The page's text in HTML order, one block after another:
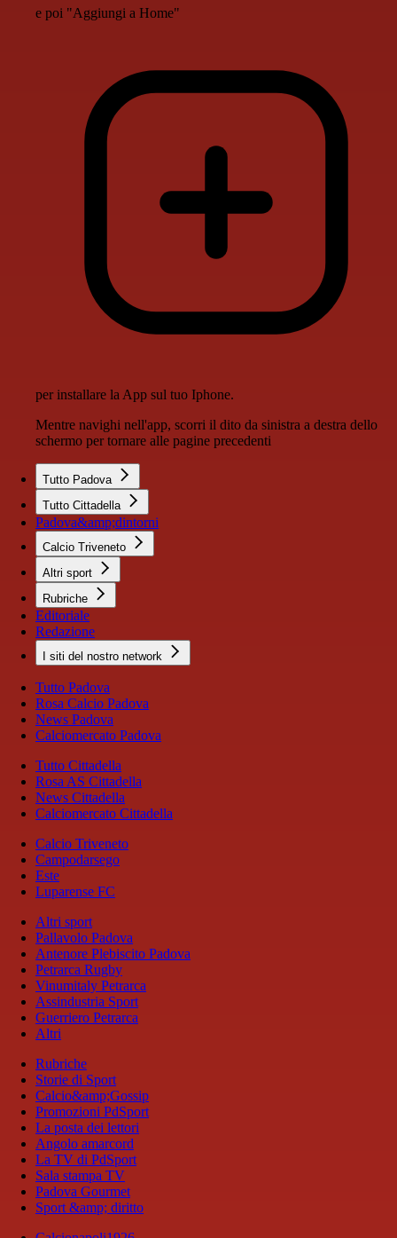
e poi "Aggiungi a Home"
per installare la App sul tuo Iphone.
Mentre navighi nell'app, scorri il dito da sinistra a destra dello
schermo per tornare alle pagine precedenti
Tutto Padova
Tutto Cittadella
Padova&amp;dintorni
Calcio Triveneto
Altri sport
Rubriche
Editoriale
Redazione
I siti del nostro network
Tutto Padova
Rosa Calcio Padova
News Padova
Calciomercato Padova
Tutto Cittadella
Rosa AS Cittadella
News Cittadella
Calciomercato Cittadella
Calcio Triveneto
Campodarsego
Este
Luparense FC
Altri sport
Pallavolo Padova
Antenore Plebiscito Padova
Petrarca Rugby
Vinumitaly Petrarca
Assindustria Sport
Guerriero Petrarca
Altri
Rubriche
Storie di Sport
Calcio&amp;Gossip
Promozioni PdSport
La posta dei lettori
Angolo amarcord
La TV di PdSport
Sala stampa TV
Padova Gourmet
Sport &amp; diritto